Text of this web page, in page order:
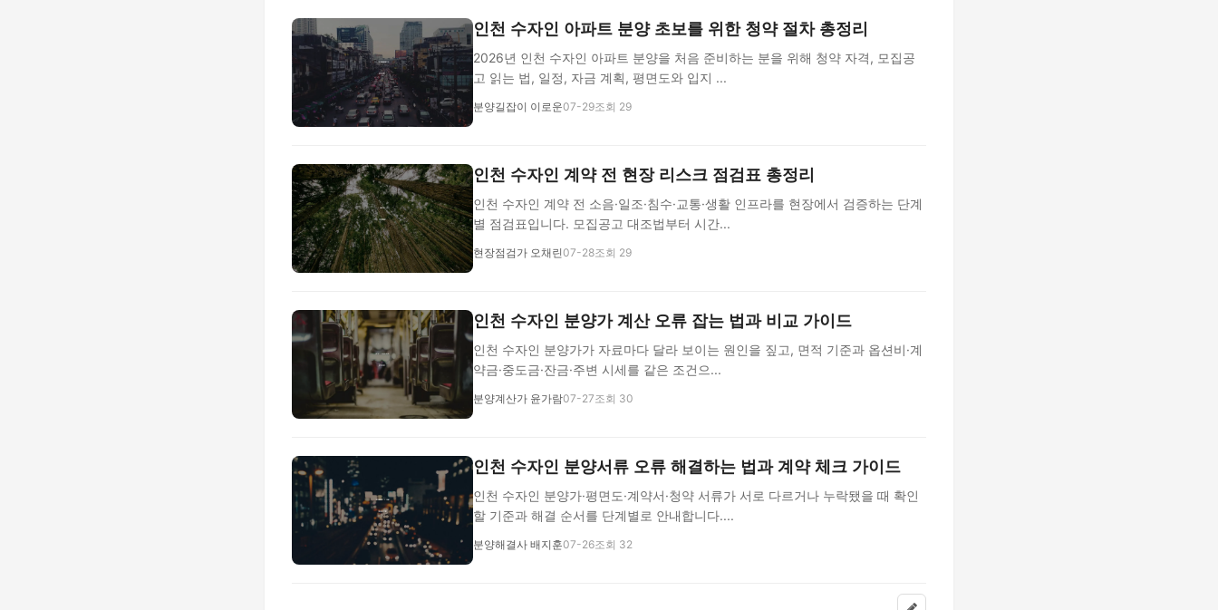
인천 수자인 아파트 분양 초보를 위한 청약 절차 총정리
2026년 인천 수자인 아파트 분양을 처음 준비하는 분을 위해 청약 자격, 모집공
고 읽는 법, 일정, 자금 계획, 평면도와 입지 ...
분양길잡이 이로운07-29조회 29
인천 수자인 계약 전 현장 리스크 점검표 총정리
인천 수자인 계약 전 소음·일조·침수·교통·생활 인프라를 현장에서 검증하는 단계
별 점검표입니다. 모집공고 대조법부터 시간...
현장점검가 오채린07-28조회 29
인천 수자인 분양가 계산 오류 잡는 법과 비교 가이드
인천 수자인 분양가가 자료마다 달라 보이는 원인을 짚고, 면적 기준과 옵션비·계
약금·중도금·잔금·주변 시세를 같은 조건으...
분양계산가 윤가람07-27조회 30
인천 수자인 분양서류 오류 해결하는 법과 계약 체크 가이드
인천 수자인 분양가·평면도·계약서·청약 서류가 서로 다르거나 누락됐을 때 확인
할 기준과 해결 순서를 단계별로 안내합니다....
분양해결사 배지훈07-26조회 32